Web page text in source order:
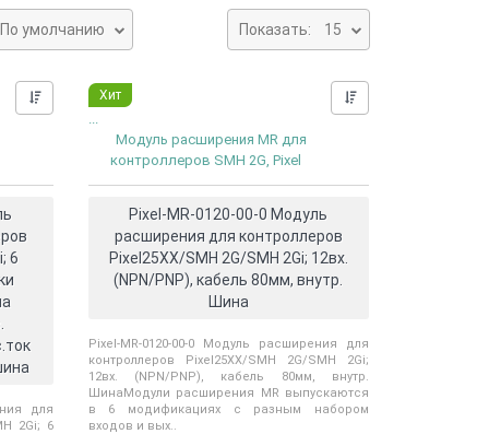
Показать: 15
По умолчанию
Нашли дешевле?
6
для
2Gi; 6
Хит
...
Модуль расширения MR для
контроллеров SMH 2G, Pixel
Pixel-MR-0120-00-0 Модуль
расширения для контроллеров
Pixel25XX/SMH 2G/SMH 2Gi; 12вх.
(NPN/PNP), кабель 80мм, внутр.
Шина
Pixel-MR-0120-00-0 Модуль расширения для
контроллеров Pixel25XX/SMH 2G/SMH 2Gi;
12вх. (NPN/PNP), кабель 80мм, внутр.
ШинаМодули расширения MR выпускаются
в 6 модификациях с разным набором
входов и вых..